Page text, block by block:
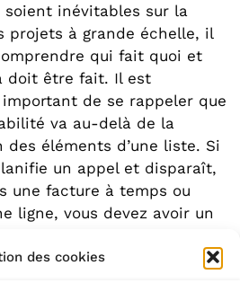
des cookies
soient inévitables sur la
projets à grande échelle, il
qui fait quoi et
doit être fait. Il est
de se rappeler que
va au-delà de la
des éléments d’une liste. Si
un appel et disparaît,
une facture à temps ou
ligne, vous devez avoir un
le client pour un